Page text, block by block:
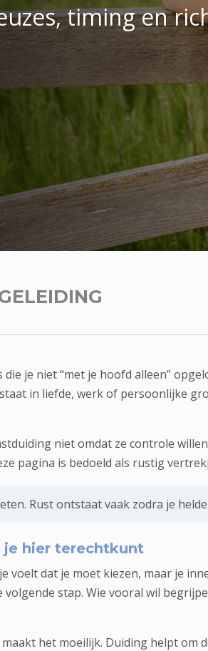
timing en
je niet “met je hoofd alleen”
in liefde, werk of persoonlijke
niet omdat ze controle
pagina is bedoeld als rustig
Rust ontstaat vaak zodra je
hier terechtkunt
voelt dat je moet kiezen, maar je
stap. Wie vooral wil
het moeilijk. Duiding helpt